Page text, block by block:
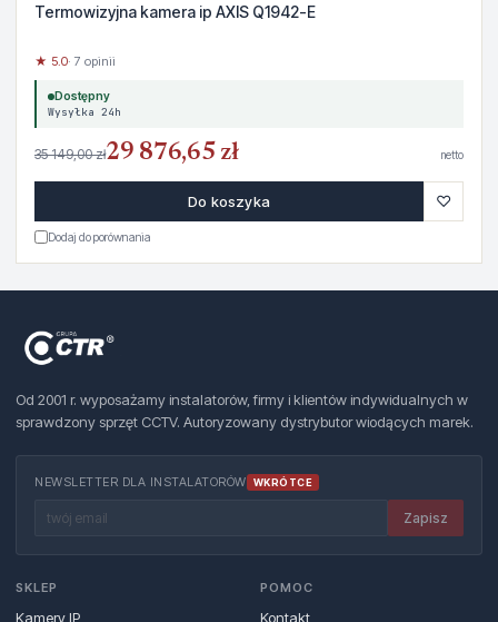
Termowizyjna kamera ip AXIS Q1942-E
★ 5.0· 7 opinii
Dostępny
Wysyłka 24h
35 149,00 zł29 876,65 zł netto
Do koszyka ♡
Dodaj do porównania
Od 2001 r. wyposażamy instalatorów, firmy i klientów indywidualnych w
sprawdzony sprzęt CCTV. Autoryzowany dystrybutor wiodących marek.
NEWSLETTER DLA INSTALATORÓW WKRÓTCE
Zapisz
SKLEP
Kamery IP
POMOC
Kontakt